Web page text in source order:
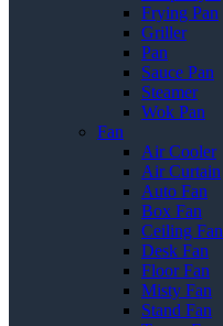
Frying Pan
Griller
Pan
Sauce Pan
Steamer
Wok Pan
Fan
Air Cooler
Air Curtain
Auto Fan
Box Fan
Ceiling Fan
Desk Fan
Floor Fan
Misty Fan
Stand Fan